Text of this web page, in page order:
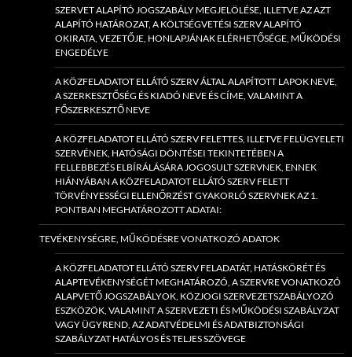
SZERVET ALAPÍTÓ JOGSZABÁLY MEGJELÖLÉSE, ILLETVE AZ AZT
ALAPÍTÓ HATÁROZAT, A KÖLTSÉGVETÉSI SZERV ALAPÍTÓ
OKIRATA, VEZETŐJE, HONLAPJÁNAK ELÉRHETŐSÉGE, MŰKÖDÉSI
ENGEDÉLYE
A KÖZFELADATOT ELLÁTÓ SZERV ÁLTAL ALAPÍTOTT LAPOK NEVE,
A SZERKESZTŐSÉG ÉS KIADÓ NEVE ÉS CÍME, VALAMINT A
FŐSZERKESZTŐ NEVE
A KÖZFELADATOT ELLÁTÓ SZERV FELETTES, ILLETVE FELÜGYELETI
SZERVÉNEK, HATÓSÁGI DÖNTÉSEI TEKINTETÉBEN A
FELLEBBEZÉS ELBÍRÁLÁSÁRA JOGOSULT SZERVNEK, ENNEK
HIÁNYÁBAN A KÖZFELADATOT ELLÁTÓ SZERV FELETT
TÖRVÉNYESSÉGI ELLENŐRZÉST GYAKORLÓ SZERVNEK AZ 1.
PONTBAN MEGHATÁROZOTT ADATAI:
TEVÉKENYSÉGRE, MŰKÖDÉSRE VONATKOZÓ ADATOK
A KÖZFELADATOT ELLÁTÓ SZERV FELADATÁT, HATÁSKÖRÉT ÉS
ALAPTEVÉKENYSÉGÉT MEGHATÁROZÓ, A SZERVRE VONATKOZÓ
ALAPVETŐ JOGSZABÁLYOK, KÖZJOGI SZERVEZETSZABÁLYOZÓ
ESZKÖZÖK, VALAMINT A SZERVEZETI ÉS MŰKÖDÉSI SZABÁLYZAT
VAGY ÜGYREND, AZ ADATVÉDELMI ÉS ADATBIZTONSÁGI
SZABÁLYZAT HATÁLYOS ÉS TELJES SZÖVEGE